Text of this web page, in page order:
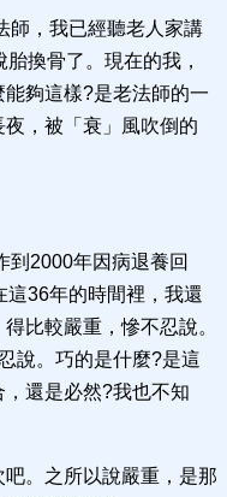
師，我已經聽老人家講
換骨了。現在的我，
夠這樣?是老法師的一
，被「衰」風吹倒的
到2000年因病退養回
36年的時間裡，我還
比較嚴重，慘不忍說。
說。巧的是什麼?是這
還是必然?我也不知
。之所以說嚴重，是那